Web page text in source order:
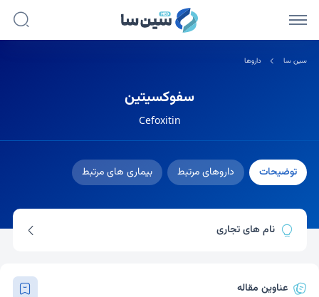
سین سا داروها
سفوکسیتین
Cefoxitin
توضیحات داروهای مرتبط بیماری های مرتبط
نام های تجاری
عناوین مقاله